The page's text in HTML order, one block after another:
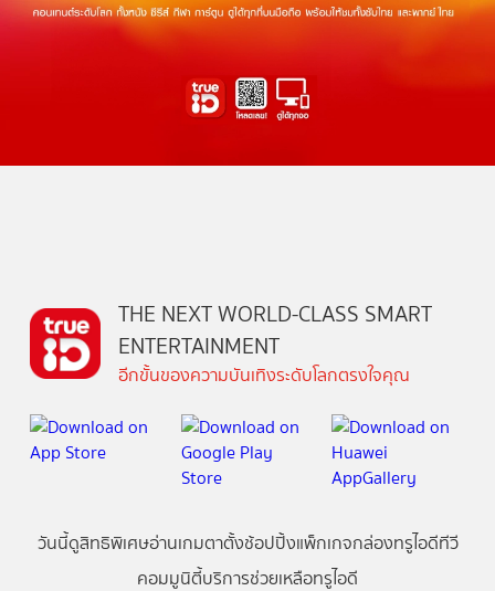
THE NEXT WORLD-CLASS SMART
ENTERTAINMENT
อีกขั้นของความบันเทิงระดับโลกตรงใจคุณ
วันนี้ดูสิทธิพิเศษอ่านเกมตาตั้งช้อปปิ้งแพ็กเกจกล่องทรูไอดีทีวี
คอมมูนิตี้บริการช่วยเหลือทรูไอดี